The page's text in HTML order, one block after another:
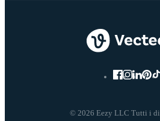
© 2026 Eezy LLC Tutti i